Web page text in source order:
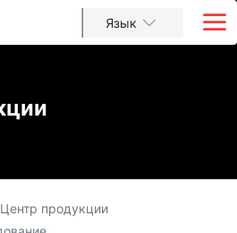
Язык
Центр продукции